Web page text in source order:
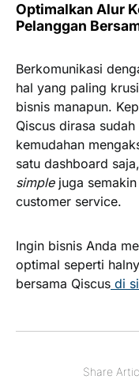
Optimalkan Alur
Pelanggan
Berkomunikasi
hal yang paling
bisnis manapun.
Qiscus dirasa
kemudahan
satu dashboard
simple juga
customer service.
Ingin bisnis Anda
optimal seperti
bersama Qiscus di
Share